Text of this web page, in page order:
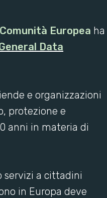
Comunità Europea ha
Data
e organizzazioni
protezione e
anni in materia di
servizi a cittadini
in Europa deve